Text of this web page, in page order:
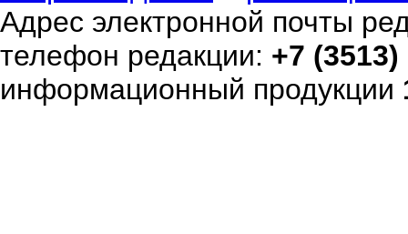
Адрес электронной почты
телефон редакции: +7
информационный продукции